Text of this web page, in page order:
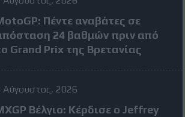
Πέντε αναβάτες σε
24 βαθμών πριν από
Grand Prix της Βρετανίας
Αύγουστος, 2026
Βέλγιο: Κέρδισε ο Jeffrey